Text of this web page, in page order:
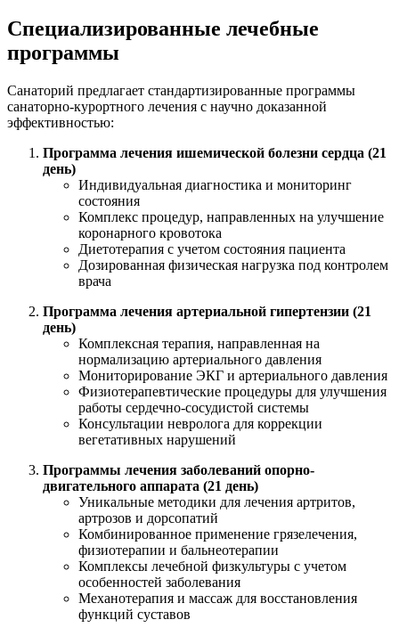
Специализированные лечебные
программы
Санаторий предлагает стандартизированные программы
санаторно-курортного лечения с научно доказанной
эффективностью:
Программа лечения ишемической болезни сердца (21
день)
Индивидуальная диагностика и мониторинг
состояния
Комплекс процедур, направленных на улучшение
коронарного кровотока
Диетотерапия с учетом состояния пациента
Дозированная физическая нагрузка под контролем
врача
Программа лечения артериальной гипертензии (21
день)
Комплексная терапия, направленная на
нормализацию артериального давления
Мониторирование ЭКГ и артериального давления
Физиотерапевтические процедуры для улучшения
работы сердечно-сосудистой системы
Консультации невролога для коррекции
вегетативных нарушений
Программы лечения заболеваний опорно-
двигательного аппарата (21 день)
Уникальные методики для лечения артритов,
артрозов и дорсопатий
Комбинированное применение грязелечения,
физиотерапии и бальнеотерапии
Комплексы лечебной физкультуры с учетом
особенностей заболевания
Механотерапия и массаж для восстановления
функций суставов